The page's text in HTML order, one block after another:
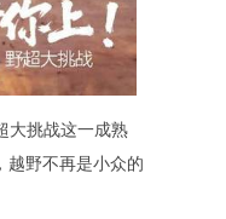
大挑战这一成熟
越野不再是小众的